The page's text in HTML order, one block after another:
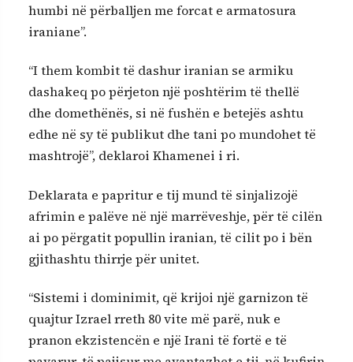
humbi në përballjen me forcat e armatosura
iraniane”.
“I them kombit të dashur iranian se armiku
dashakeq po përjeton një poshtërim të thellë
dhe domethënës, si në fushën e betejës ashtu
edhe në sy të publikut dhe tani po mundohet të
mashtrojë”, deklaroi Khamenei i ri.
Deklarata e papritur e tij mund të sinjalizojë
afrimin e palëve në një marrëveshje, për të cilën
ai po përgatit popullin iranian, të cilit po i bën
gjithashtu thirrje për unitet.
“Sistemi i dominimit, që krijoi një garnizon të
quajtur Izrael rreth 80 vite më parë, nuk e
pranon ekzistencën e një Irani të fortë e të